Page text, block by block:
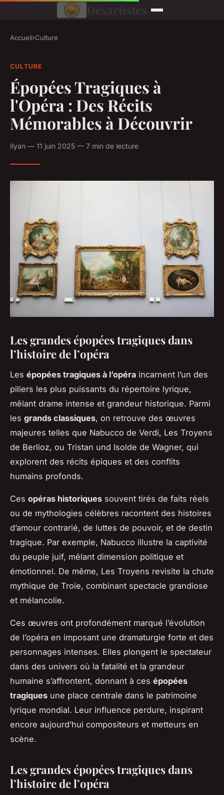
Accueil›Culture
CULTURE
Épopées Tragiques à
l'Opéra : Des Récits
Mémorables à Découvrir
Ilyan — 11 juin 2025 — 7 min de lecture
Les grandes épopées tragiques dans
l’histoire de l’opéra
Les épopées tragiques à l’opéra incarnent l’un des
piliers les plus puissants du répertoire lyrique,
mêlant drame intense et grandeur historique. Parmi
les grands classiques, on retrouve des œuvres
majeures telles que Nabucco de Verdi, Les Troyens
de Berlioz, ou Tristan und Isolde de Wagner, qui
explorent des récits épiques et des conflits
humains profonds.
Ces opéras historiques souvent tirés de faits réels
ou de mythologies célèbres racontent des histoires
d’amour contrarié, de luttes de pouvoir, et de destin
tragique. Par exemple, Nabucco illustre la captivité
du peuple juif, mêlant dimension politique et
émotionnel. De même, Les Troyens revisite la chute
mythique de Troie, combinant spectacle grandiose
et mélancolie.
Ces œuvres ont profondément marqué l’évolution
de l’opéra en imposant une dramaturgie forte et des
personnages intenses. Elles plongent le spectateur
dans des univers où la fatalité et la grandeur
humaine s’affrontent, donnant à ces épopées
tragiques une place centrale dans le patrimoine
lyrique mondial. Leur influence perdure, inspirant
encore aujourd’hui compositeurs et metteurs en
scène.
Les grandes épopées tragiques dans
l’histoire de l’opéra